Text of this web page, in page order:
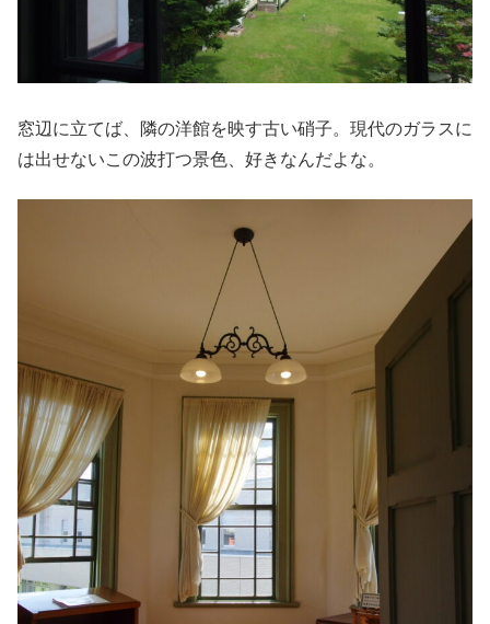
窓辺に立てば、隣の洋館を映す古い硝子。現代のガラスに
は出せないこの波打つ景色、好きなんだよな。